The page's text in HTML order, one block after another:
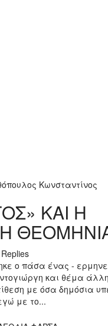
Κωνσταντίνος
ΚΑΙ Η
ο πάσα ένας -
και θέμα
με όσα δημόσια
με το...